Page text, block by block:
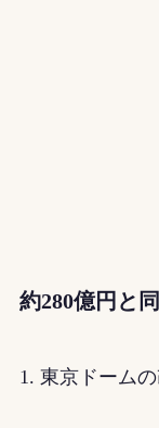
約280億円と
1. 東京ドーム